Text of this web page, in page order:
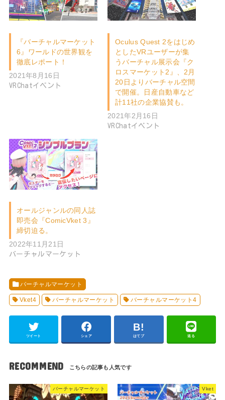
『バーチャルマーケット
6』ワールドの世界観を
徹底レポート！
2021年8月16日
VRChatイベント
Oculus Quest 2をはじめ
としたVRユーザーが集
うバーチャル展示会『ク
ロスマーケット2』、2月
20日よりバーチャル空間
で開催。日産自動車など
計11社の企業協賛も。
2021年2月16日
VRChatイベント
オールジャンルの同人誌
即売会『ComicVket 3』
締切迫る。
2022年11月21日
バーチャルマーケット
バーチャルマーケット
Vket4 バーチャルマーケット バーチャルマーケット4
ツイート シェア はてブ 送る
RECOMMEND
バーチャルマーケット Vket